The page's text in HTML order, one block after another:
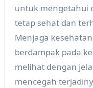
untuk mengetahui
tetap sehat dan
Menjaga
berdampak pada
melihat dengan
mencegah